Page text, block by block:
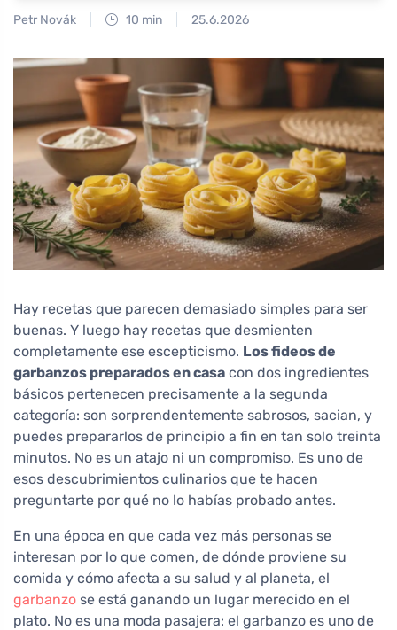
Petr Novák 10 min 25.6.2026
Hay recetas que parecen demasiado simples para ser
buenas. Y luego hay recetas que desmienten
completamente ese escepticismo. Los fideos de
garbanzos preparados en casa con dos ingredientes
básicos pertenecen precisamente a la segunda
categoría: son sorprendentemente sabrosos, sacian, y
puedes prepararlos de principio a fin en tan solo treinta
minutos. No es un atajo ni un compromiso. Es uno de
esos descubrimientos culinarios que te hacen
preguntarte por qué no lo habías probado antes.
En una época en que cada vez más personas se
interesan por lo que comen, de dónde proviene su
comida y cómo afecta a su salud y al planeta, el
garbanzo se está ganando un lugar merecido en el
plato. No es una moda pasajera: el garbanzo es uno de